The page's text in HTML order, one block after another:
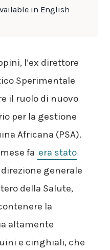
in English
l’ex direttore
Sperimentale
il ruolo di nuovo
per la gestione
Africana (PSA).
fa era stato
generale
della Salute,
la
altamente
e cinghiali, che